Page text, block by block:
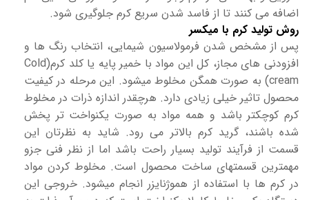
اضافه می کنند تا از فاسد شدن سریع کرم جلوگیری شود.
روش تولید کرم با میکسر
پس از مشخص شدن فرمولاسیون شیمایی، انتخاب رنگ ها و
افزودنی های مجاز، کل این مواد با خمیر پایه یا کلد کرم(Cold
cream) به صورت همگن مخلوط میشود. این مرحله در کیفیت
محصول تاثیر خیلی زیادی دارد. هرچقدر اندازه ذرات در مخلوط
کرم کوچکتر باشد و همه مواد به صورت یکنواخت تر پخش
شده باشند، گرید کرم بالاتر می رود. شاید به نظرتان این
قسمت از فرآیند تولید بسیار راحت باشد اما از نظر فنی جزو
مهمترین قسمتهای ساخت محصول است. مخلوط کردن مواد
در کرم ها با استفاده از هموژنایزر انجام میشود. خروجی این